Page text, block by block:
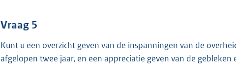
Vraag 5
Kunt u een overzicht geven van de inspanningen van de
afgelopen twee jaar, en een appreciatie geven van de